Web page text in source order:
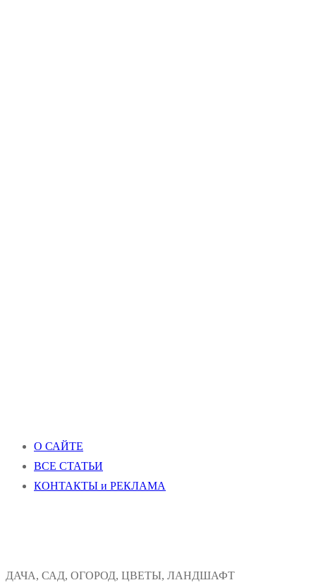
О САЙТЕ
ВСЕ СТАТЬИ
КОНТАКТЫ и РЕКЛАМА
ДАЧА, САД, ОГОРОД, ЦВЕТЫ, ЛАНДШАФТ